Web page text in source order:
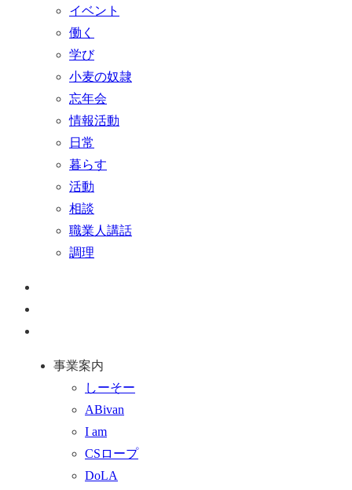
イベント
働く
学び
小麦の奴隷
忘年会
情報活動
日常
暮らす
活動
相談
職業人講話
調理
事業案内
しーそー
ABivan
I am
CSロープ
DoLA